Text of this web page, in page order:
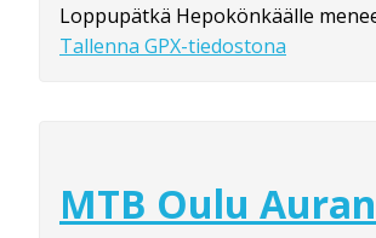
Loppupätkä Hepokönkäälle
Tallenna GPX-tiedostona
MTB Oulu